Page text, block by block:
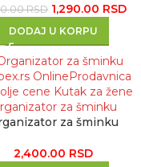
RSD 1,290.00 RSD
DODAJ U KORPU
za šminku
2,400.00 RSD